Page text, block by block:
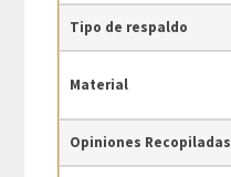
Tipo de respaldo
Material
Opiniones Recopiladas